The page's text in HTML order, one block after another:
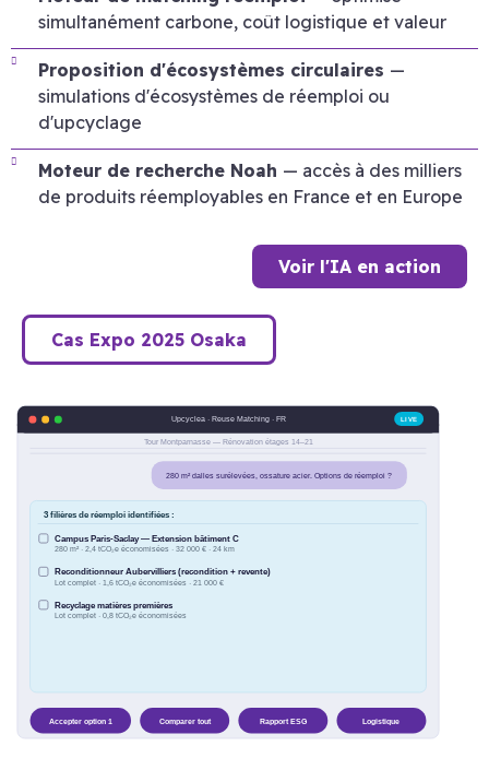
simultanément carbone, coût logistique et valeur
Proposition d'écosystèmes circulaires —
simulations d'écosystèmes de réemploi ou
d'upcyclage
Moteur de recherche Noah — accès à des milliers
de produits réemployables en France et en Europe
Voir l'IA en action
Cas Expo 2025 Osaka